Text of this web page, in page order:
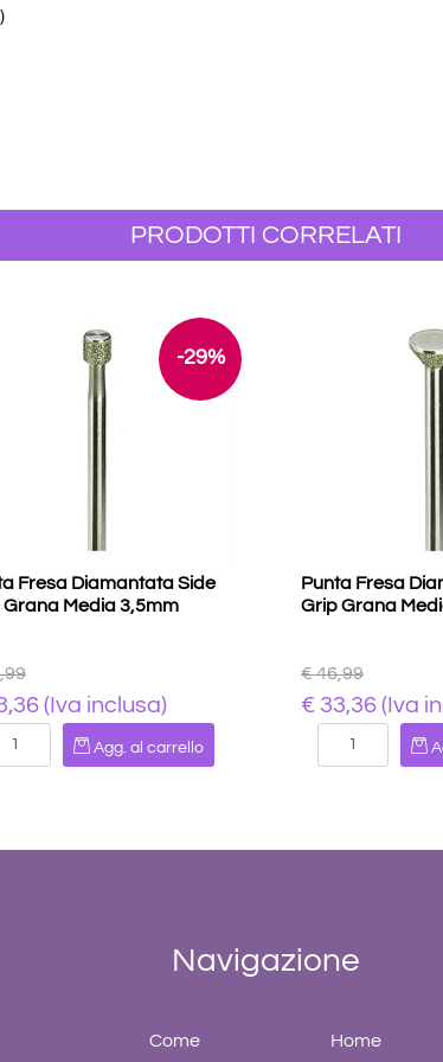
PRODOTTI CORRELATI
-29%
Fresa Diamantata Side
Grana Media 3,5mm
(Iva inclusa)
Quantità
Agg. al carrello
Punta Fresa
Grip Grana
€ 46,99
€ 33,36 (Iva
Navigazione
Come
Home